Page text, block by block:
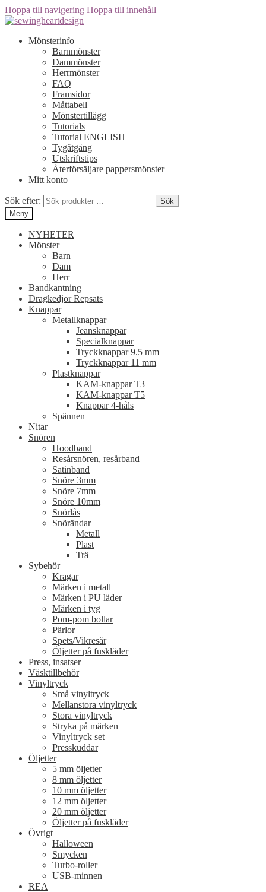
Hoppa till navigering Hoppa till innehåll
Mönsterinfo
Barnmönster
Dammönster
Herrmönster
FAQ
Framsidor
Måttabell
Mönstertillägg
Tutorials
Tutorial ENGLISH
Tygåtgång
Utskriftstips
Återförsäljare pappersmönster
Mitt konto
Sök efter:
Sök
Meny
NYHETER
Mönster
Barn
Dam
Herr
Bandkantning
Dragkedjor Repsats
Knappar
Metallknappar
Jeansknappar
Specialknappar
Tryckknappar 9.5 mm
Tryckknappar 11 mm
Plastknappar
KAM-knappar T3
KAM-knappar T5
Knappar 4-håls
Spännen
Nitar
Snören
Hoodband
Resårsnören, resårband
Satinband
Snöre 3mm
Snöre 7mm
Snöre 10mm
Snörlås
Snörändar
Metall
Plast
Trä
Sybehör
Kragar
Märken i metall
Märken i PU läder
Märken i tyg
Pom-pom bollar
Pärlor
Spets/Vikresår
Öljetter på fuskläder
Press, insatser
Väsktillbehör
Vinyltryck
Små vinyltryck
Mellanstora vinyltryck
Stora vinyltryck
Stryka på märken
Vinyltryck set
Presskuddar
Öljetter
5 mm öljetter
8 mm öljetter
10 mm öljetter
12 mm öljetter
20 mm öljetter
Öljetter på fuskläder
Övrigt
Halloween
Smycken
Turbo-roller
USB-minnen
REA